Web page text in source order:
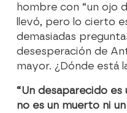
hombre con “un ojo
llevó, pero lo cierto
demasiadas
desesperación de
mayor. ¿Dónde está
“Un desaparecido
no es un muerto ni